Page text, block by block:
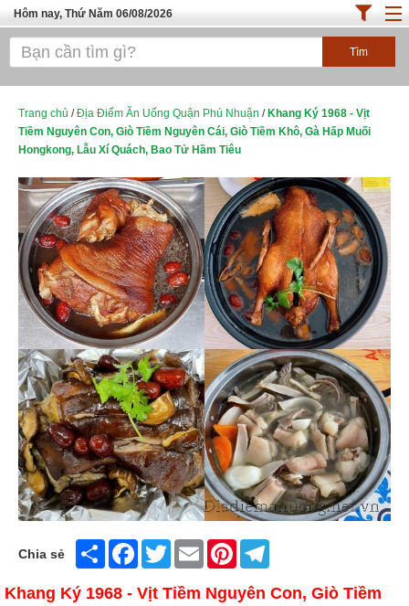
Hôm nay, Thứ Năm 06/08/2026
Trang chủ
Cafe - Kem- Trà Sữa
Bánh - Đồ Ăn Vặt
Thực Phẩm Nông Hải Sản
Top Quán Ăn Sài Gòn
Trang chủ /Địa Điểm Ăn Uống Quận Phú Nhuận / Khang Ký 1968 - Vịt
Tiềm Nguyên Con, Giò Tiềm Nguyên Cái, Giò Tiềm Khô, Gà Hấp Muối
Hongkong, Lẫu Xí Quách, Bao Tử Hầm Tiêu
Chia sẻ Share FacebookTwitter Email Pinterest
Khang Ký 1968 - Vịt Tiềm Nguyên Con, Giò Tiềm